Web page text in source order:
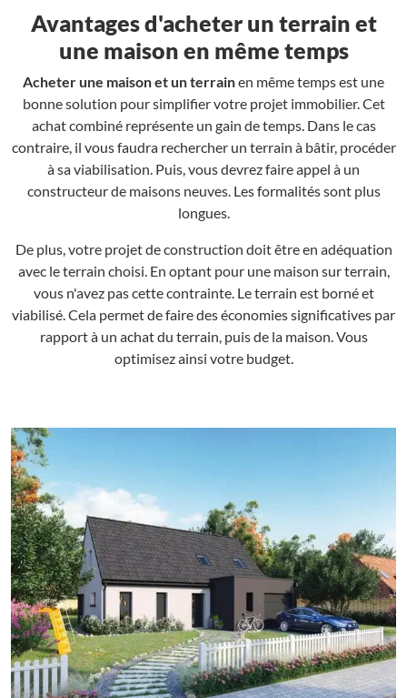
Avantages d'acheter un terrain et
une maison en même temps
Acheter une maison et un terrainen même temps est une
bonne solution pour simplifier votre projet immobilier. Cet
achat combiné représente un gain de temps. Dans le cas
contraire, il vous faudra rechercher un terrain à bâtir, procéder
à sa viabilisation. Puis, vous devrez faire appel à un
constructeur de maisons neuves. Les formalités sont plus
longues.
De plus, votre projet de construction doit être en adéquation
avec le terrain choisi. En optant pour une maison sur terrain,
vous n'avez pas cette contrainte. Le terrain est borné et
viabilisé. Cela permet de faire des économies significatives par
rapport à un achat du terrain, puis de la maison. Vous
optimisez ainsi votre budget.